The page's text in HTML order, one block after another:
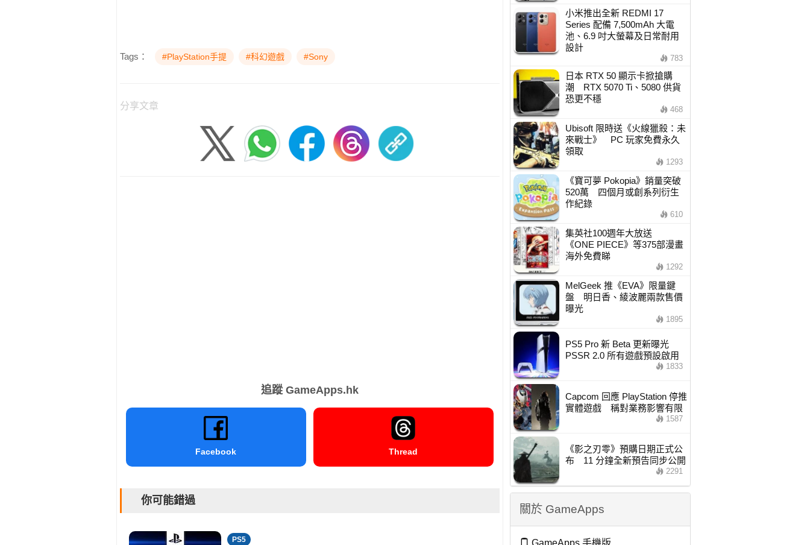
Tags： #PlayStation手提 #科幻遊戲 #Sony
分享文章
追蹤 GameApps.hk
Facebook Thread
你可能錯過
PS5
小米推出全新 REDMI 17
Series 配備 7,500mAh 大電
池、6.9 吋大螢幕及日常耐用
設計
783
日本 RTX 50 顯示卡掀搶購
潮 RTX 5070 Ti、5080 供貨
恐更不穩
468
Ubisoft 限時送《火線獵殺：未
來戰士》 PC 玩家免費永久
領取
1293
《寶可夢 Pokopia》銷量突破
520萬 四個月或創系列衍生
作紀錄
610
集英社100週年大放送
《ONE PIECE》等375部漫畫
海外免費睇
1292
MelGeek 推《EVA》限量鍵
盤 明日香、綾波麗兩款售價
曝光
1895
PS5 Pro 新 Beta 更新曝光
PSSR 2.0 所有遊戲預設啟用
1833
Capcom 回應 PlayStation 停推
實體遊戲 稱對業務影響有限
1587
《影之刃零》預購日期正式公
布 11 分鐘全新預告同步公開
2291
關於 GameApps
GameApps 手機版